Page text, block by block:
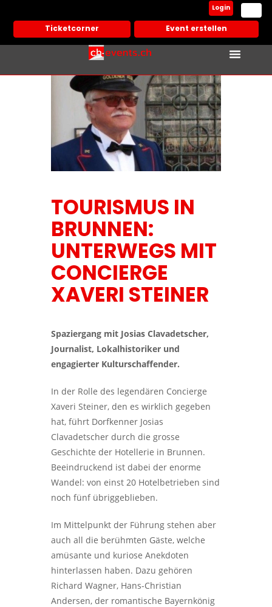
Ticketcorner Event erstellen
Login
TOURISMUS IN
BRUNNEN:
UNTERWEGS MIT
CONCIERGE
XAVERI STEINER
Spaziergang mit Josias Clavadetscher,
Journalist, Lokalhistoriker und
engagierter Kulturschaffender.
In der Rolle des legendären Concierge
Xaveri Steiner, den es wirklich gegeben
hat, führt Dorfkenner Josias
Clavadetscher durch die grosse
Geschichte der Hotellerie in Brunnen.
Beeindruckend ist dabei der enorme
Wandel: von einst 20 Hotelbetrieben sind
noch fünf übriggeblieben.
Im Mittelpunkt der Führung stehen aber
auch all die berühmten Gäste, welche
amüsante und kuriose Anekdoten
hinterlassen haben. Dazu gehören
Richard Wagner, Hans-Christian
Andersen, der romantische Bayernkönig